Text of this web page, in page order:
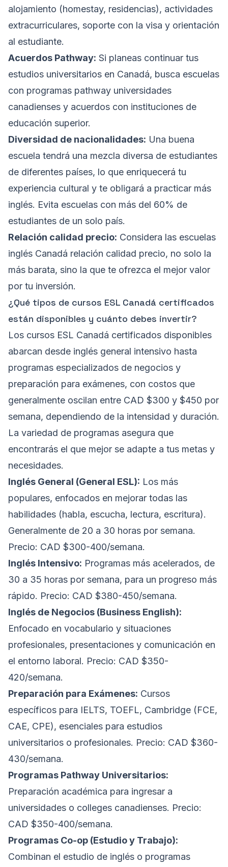
alojamiento (homestay, residencias), actividades
extracurriculares, soporte con la visa y orientación
al estudiante.
Acuerdos Pathway: Si planeas continuar tus
estudios universitarios en Canadá, busca escuelas
con programas pathway universidades
canadienses y acuerdos con instituciones de
educación superior.
Diversidad de nacionalidades: Una buena
escuela tendrá una mezcla diversa de estudiantes
de diferentes países, lo que enriquecerá tu
experiencia cultural y te obligará a practicar más
inglés. Evita escuelas con más del 60% de
estudiantes de un solo país.
Relación calidad precio: Considera las escuelas
inglés Canadá relación calidad precio, no solo la
más barata, sino la que te ofrezca el mejor valor
por tu inversión.
¿Qué tipos de cursos ESL Canadá certificados
están disponibles y cuánto debes invertir?
Los cursos ESL Canadá certificados disponibles
abarcan desde inglés general intensivo hasta
programas especializados de negocios y
preparación para exámenes, con costos que
generalmente oscilan entre CAD $300 y $450 por
semana, dependiendo de la intensidad y duración.
La variedad de programas asegura que
encontrarás el que mejor se adapte a tus metas y
necesidades.
Inglés General (General ESL): Los más
populares, enfocados en mejorar todas las
habilidades (habla, escucha, lectura, escritura).
Generalmente de 20 a 30 horas por semana.
Precio: CAD $300-400/semana.
Inglés Intensivo: Programas más acelerados, de
30 a 35 horas por semana, para un progreso más
rápido. Precio: CAD $380-450/semana.
Inglés de Negocios (Business English):
Enfocado en vocabulario y situaciones
profesionales, presentaciones y comunicación en
el entorno laboral. Precio: CAD $350-
420/semana.
Preparación para Exámenes: Cursos
específicos para IELTS, TOEFL, Cambridge (FCE,
CAE, CPE), esenciales para estudios
universitarios o profesionales. Precio: CAD $360-
430/semana.
Programas Pathway Universitarios:
Preparación académica para ingresar a
universidades o colleges canadienses. Precio:
CAD $350-400/semana.
Programas Co-op (Estudio y Trabajo):
Combinan el estudio de inglés o programas